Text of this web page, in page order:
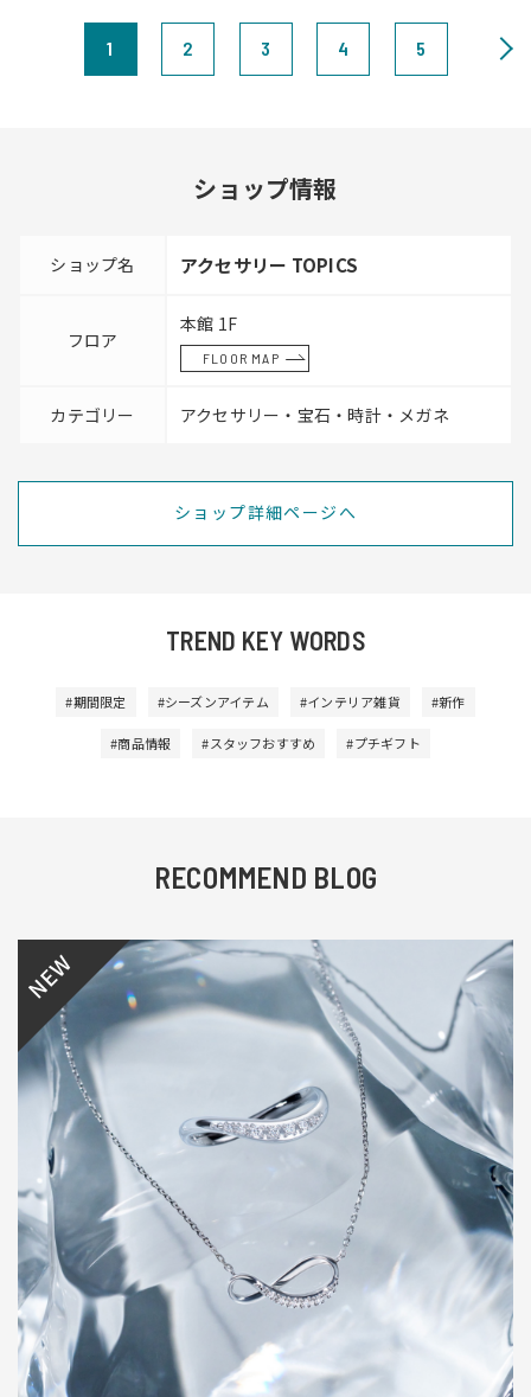
1 2 3 4 5
ショップ情報
ショップ名 アクセサリー TOPICS
フロア
本館 1F
FLOOR MAP
カテゴリー アクセサリー・宝石・時計・メガネ
ショップ詳細ページへ
TREND KEY WORDS
#期間限定 #シーズンアイテム #インテリア雑貨 #新作
#商品情報 #スタッフおすすめ #プチギフト
RECOMMEND BLOG
NEW